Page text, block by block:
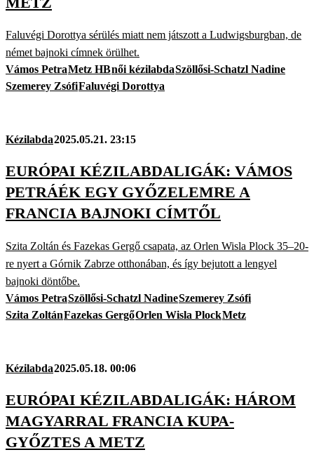
Faluvégi Dorottya sérülés miatt nem játszott a Ludwigsburgban, de
német bajnoki címnek örülhet.
Vámos PetraMetz HBnői kézilabdaSzöllősi-Schatzl Nadine
Szemerey ZsófiFaluvégi Dorottya
Kézilabda2025.05.21. 23:15
EURÓPAI KÉZILABDALIGÁK: VÁMOS
PETRÁÉK EGY GYŐZELEMRE A
FRANCIA BAJNOKI CÍMTŐL
Szita Zoltán és Fazekas Gergő csapata, az Orlen Wisla Plock 35–20-
re nyert a Górnik Zabrze otthonában, és így bejutott a lengyel
bajnoki döntőbe.
Vámos PetraSzöllősi-Schatzl NadineSzemerey Zsófi
Szita ZoltánFazekas GergőOrlen Wisla PlockMetz
Kézilabda2025.05.18. 00:06
EURÓPAI KÉZILABDALIGÁK: HÁROM
MAGYARRAL FRANCIA KUPA-
GYŐZTES A METZ